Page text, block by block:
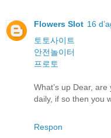
Flowers Slot 16
토토사이트
안전놀이터
프로토
What’s up Dear,
daily, if so then you
Respon